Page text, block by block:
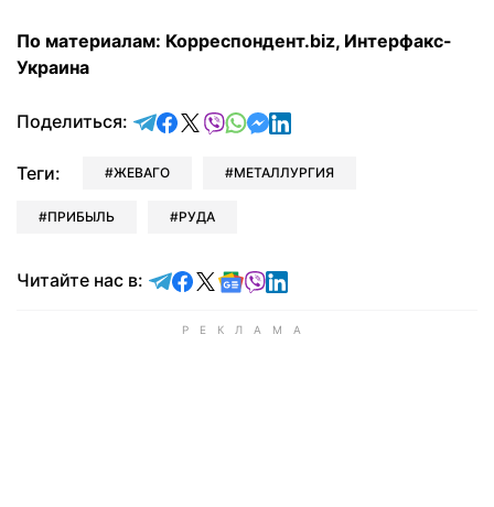
По материалам: Корреспондент.biz, Интерфакс-
Украина
Поделиться: отправить в Telegram
поделиться в Facebook
поделиться в X
отправить в Viber
отправить в Whatsapp
отправить в Messenger
отправить в LinkedIn
Теги: ЖЕВАГО МЕТАЛЛУРГИЯ
ПРИБЫЛЬ РУДА
Читайте нас в: Читайте в Telegram
Читайте в Facebook
Читайте в X
Читайте в Google news
Читайте в Viber
Читайте в LinkedIn